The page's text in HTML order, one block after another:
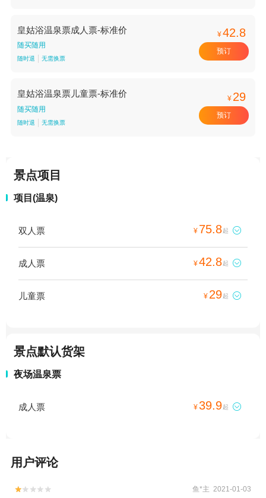
皇姑浴温泉票成人票-标准价
随买随用
随时退 无需换票
¥42.8
预订
皇姑浴温泉票儿童票-标准价
随买随用
随时退 无需换票
¥ 29
预订
景点项目
项目(温泉)
双人票 ¥ 75.8起 
成人票 ¥42.8起 
儿童票 ¥ 29起 
景点默认货架
夜场温泉票
成人票 ¥39.9起 
用户评论

 鱼*主 2021-01-03